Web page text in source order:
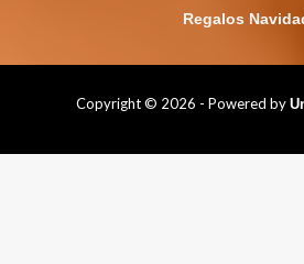
Regalos
Copyright © 2026 - Powered by